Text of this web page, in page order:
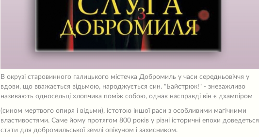
В окрузі старовинного галицького містечка Добромиль у часи середньовіччя у
вдови, що вважається відьмою, народжується син. "Байстрюк!" - зневажливо
називають односельці хлопчика поміж собою, однак насправді він є дхампіром
(сином мертвого опиря і відьми), істотою іншої раси з особливими магічними
властивостями. Саме йому протягом 800 років у різні історичні епохи доведеться
стати для добромильської землі опікуном і захисником.